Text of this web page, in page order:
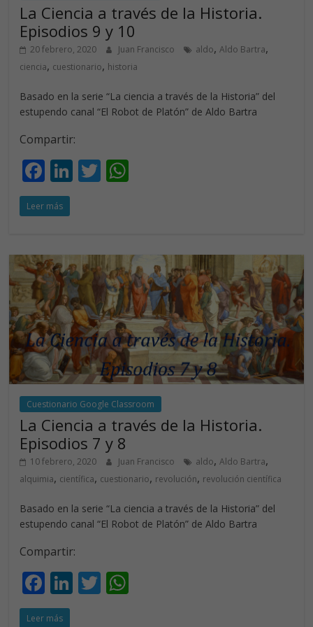
La Ciencia a través de la Historia.
Episodios 9 y 10
20 febrero, 2020 Juan Francisco aldo,Aldo Bartra,
ciencia, cuestionario, historia
Basado en la serie “La ciencia a través de la Historia” del
estupendo canal “El Robot de Platón” de Aldo Bartra
Compartir:
F
ac
e
o
o
k
Li
dI
n
T
A
p
p
Leer más
Cuestionario Google Classroom
La Ciencia a través de la Historia.
Episodios 7 y 8
10 febrero, 2020 Juan Francisco aldo,Aldo Bartra,
alquimia, científica, cuestionario, revolución, revolución científica
Basado en la serie “La ciencia a través de la Historia” del
estupendo canal “El Robot de Platón” de Aldo Bartra
Compartir:
F
ac
Li T
Leer más